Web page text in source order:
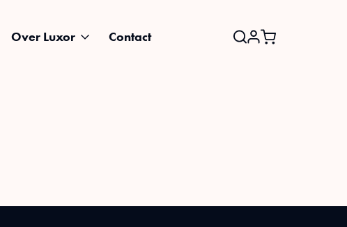
Over Luxor
Contact